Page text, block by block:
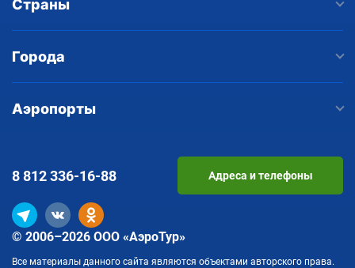
Страны
Города
Аэропорты
© 2006–2026 ООО «АэроТур»
Все материалы данного сайта являются объектами авторского права.
8 812336-16-88 Адреса и телефоны